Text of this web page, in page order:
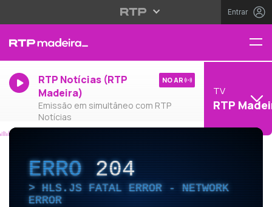
Entrar
RTP Notícias (RTP
Madeira)
Emissão em simultâneo com RTP
Notícias
NO AR
TV
RTP
ERRO204
HLS.JS FATAL ERROR - NETWORK
ERROR